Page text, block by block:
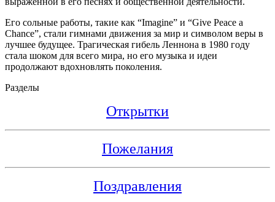
Его сольные работы, такие как “Imagine” и “Give Peace a
Chance”, стали гимнами движения за мир и символом веры в
лучшее будущее. Трагическая гибель Леннона в 1980 году
стала шоком для всего мира, но его музыка и идеи
продолжают вдохновлять поколения.
Разделы
Открытки
Пожелания
Поздравления